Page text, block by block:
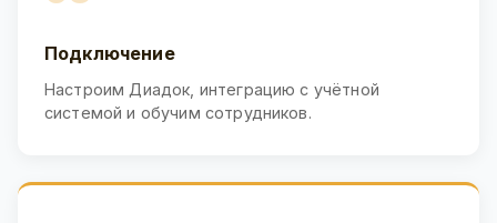
Подключение
Настроим Диадок, интеграцию с учётной
системой и обучим сотрудников.